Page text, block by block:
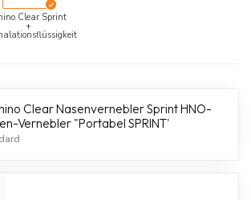
Clear Sprint
+
Clear Nasenvernebler SprintHNO-
Vernebler "Portabel SPRINT'